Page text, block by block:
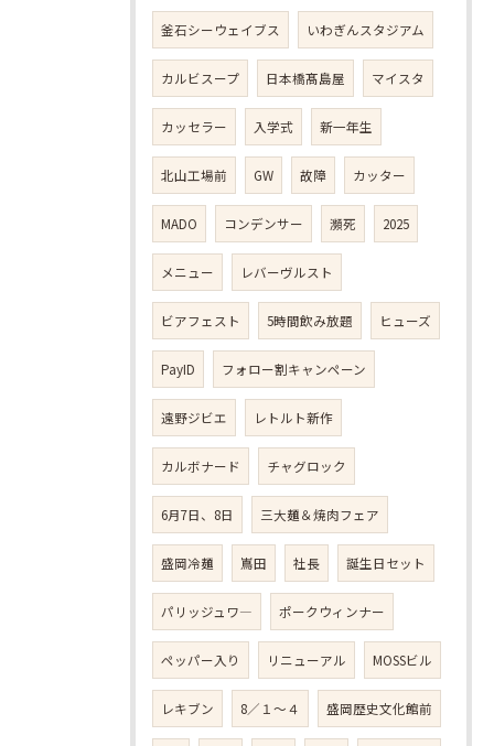
釜石シーウェイブス いわぎんスタジアム
カルビスープ 日本橋髙島屋 マイスタ
カッセラー 入学式 新一年生
北山工場前 GW 故障 カッター
MADO コンデンサー 瀕死 2025
メニュー レバーヴルスト
ビアフェスト 5時間飲み放題 ヒューズ
PayID フォロー割キャンペーン
遠野ジビエ レトルト新作
カルボナード チャグロック
6月7日、8日 三大麺＆焼肉フェア
盛岡冷麺 嶌田 社長 誕生日セット
パリッジュワ― ポークウィンナー
ペッパー入り リニューアル MOSSビル
レキブン 8／１～４ 盛岡歴史文化館前